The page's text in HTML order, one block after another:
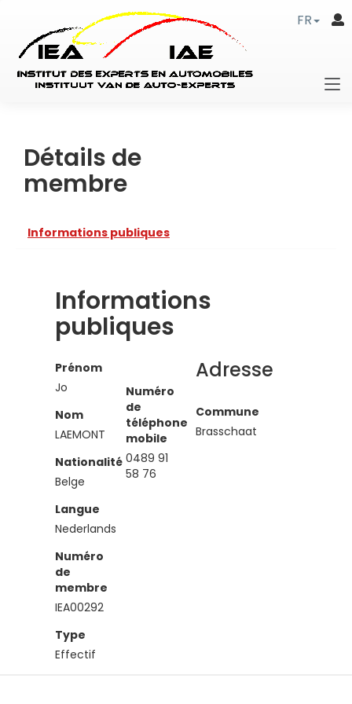
FR
Détails de
membre
Informations publiques
Informations
publiques
Prénom
Jo
Nom
LAEMONT
Nationalité
Belge
Langue
Nederlands
Numéro
de
membre
IEA00292
Type
Effectif
Numéro
de
téléphone
mobile
0489 91
58 76
Adresse
Commune
Brasschaat